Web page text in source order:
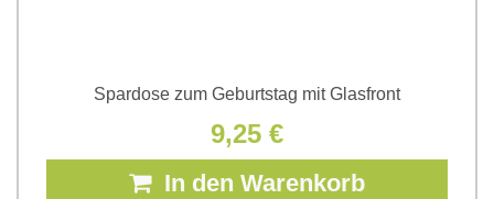
Spardose zum Geburtstag mit Glasfront
9,25 €
In den Warenkorb